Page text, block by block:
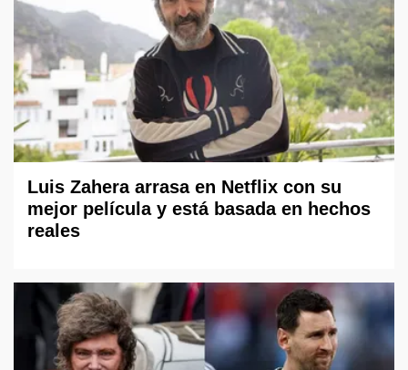
Luis Zahera arrasa en Netflix con su
mejor película y está basada en hechos
reales